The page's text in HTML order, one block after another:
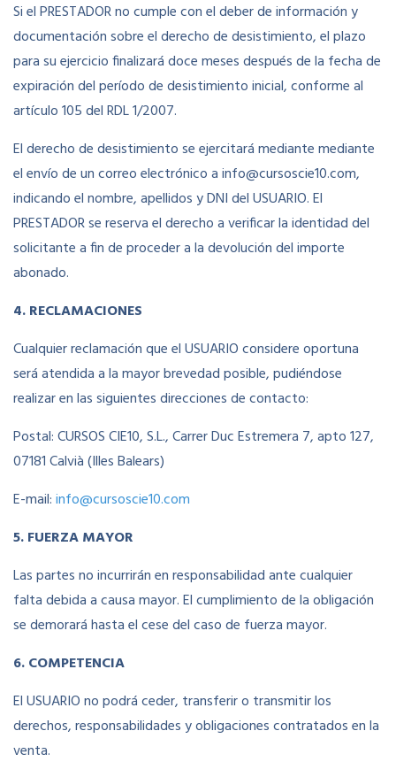
Si el PRESTADOR no cumple con el deber de información y
documentación sobre el derecho de desistimiento, el plazo
para su ejercicio finalizará doce meses después de la fecha de
expiración del período de desistimiento inicial, conforme al
artículo 105 del RDL 1/2007.
El derecho de desistimiento se ejercitará mediante mediante
el envío de un correo electrónico a info@cursoscie10.com,
indicando el nombre, apellidos y DNI del USUARIO. El
PRESTADOR se reserva el derecho a verificar la identidad del
solicitante a fin de proceder a la devolución del importe
abonado.
4. RECLAMACIONES
Cualquier reclamación que el USUARIO considere oportuna
será atendida a la mayor brevedad posible, pudiéndose
realizar en las siguientes direcciones de contacto:
Postal: CURSOS CIE10, S.L., Carrer Duc Estremera 7, apto 127,
07181 Calvià (Illes Balears)
E-mail:info@cursoscie10.com
5. FUERZA MAYOR
Las partes no incurrirán en responsabilidad ante cualquier
falta debida a causa mayor. El cumplimiento de la obligación
se demorará hasta el cese del caso de fuerza mayor.
6. COMPETENCIA
El USUARIO no podrá ceder, transferir o transmitir los
derechos, responsabilidades y obligaciones contratados en la
venta.